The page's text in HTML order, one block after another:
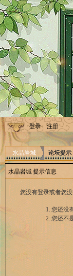
登录 注册
水晶岩城 论坛提示
水晶岩城 提示信息
您没有登录或者您
您还没
您还不